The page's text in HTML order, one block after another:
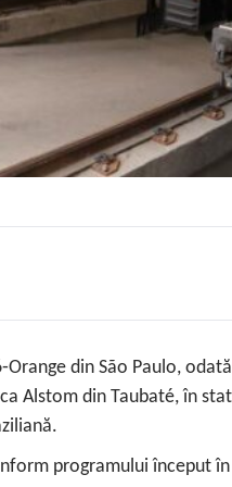
din São Paulo,
din Taubaté, în
programului început